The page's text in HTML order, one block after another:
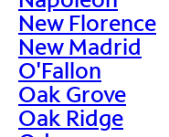
New Florence
New Madrid
O'Fallon
Oak Grove
Oak Ridge